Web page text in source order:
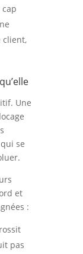
client,
Une
se
et
:
pas